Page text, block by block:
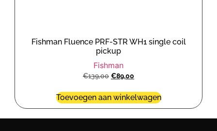
Fishman Fluence PRF-STR WH1 single coil
pickup
Fishman
€139,00 €89,00
Toevoegen aan winkelwagen